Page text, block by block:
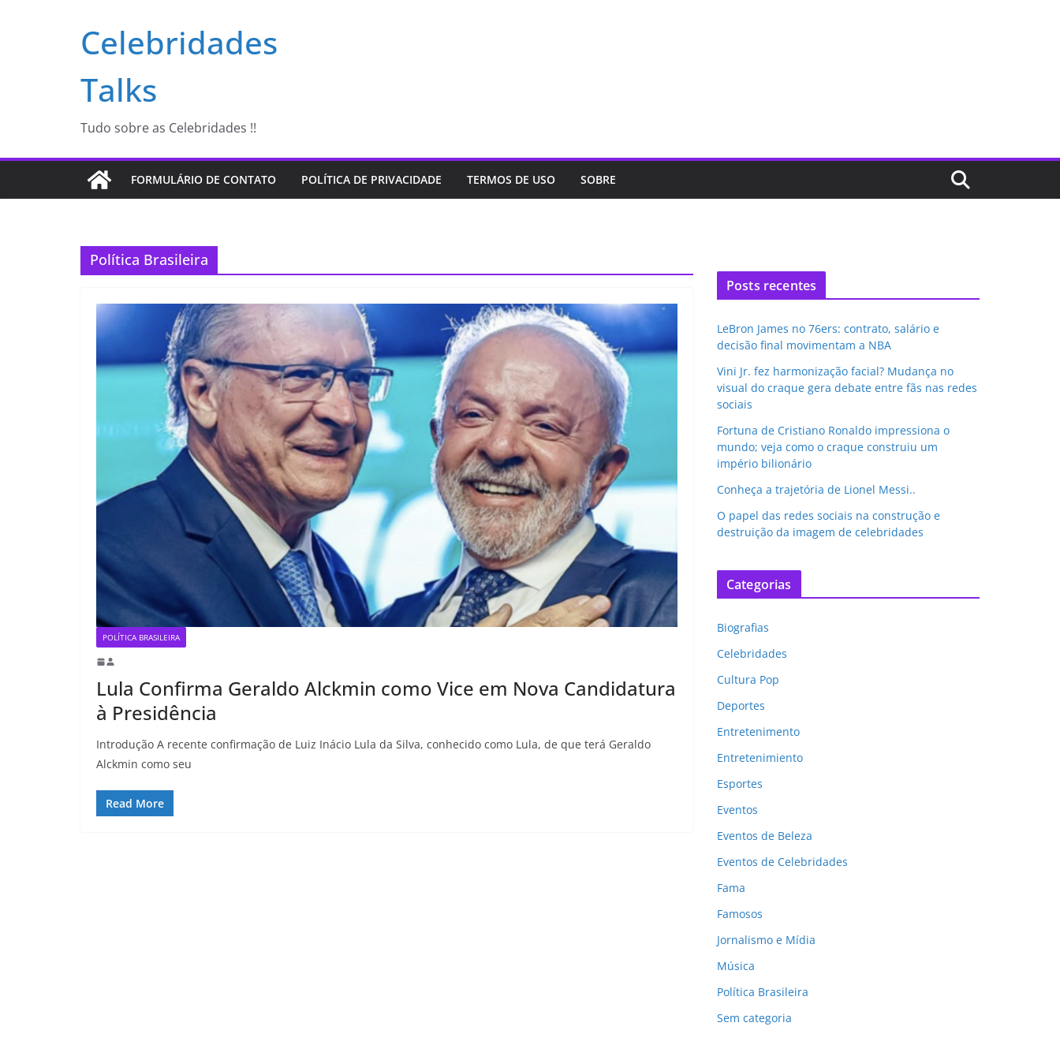
Celebridades
Talks
Tudo sobre as Celebridades !!
FORMULÁRIO DE CONTATO POLÍTICA DE PRIVACIDADE TERMOS DE USO SOBRE
Política Brasileira
POLÍTICA BRASILEIRA
Lula Confirma Geraldo Alckmin como Vice em Nova Candidatura
à Presidência
Introdução A recente confirmação de Luiz Inácio Lula da Silva, conhecido como Lula, de que terá Geraldo
Alckmin como seu
Read More
Posts recentes
LeBron James no 76ers: contrato, salário e
decisão final movimentam a NBA
Vini Jr. fez harmonização facial? Mudança no
visual do craque gera debate entre fãs nas redes
sociais
Fortuna de Cristiano Ronaldo impressiona o
mundo; veja como o craque construiu um
império bilionário
Conheça a trajetória de Lionel Messi..
O papel das redes sociais na construção e
destruição da imagem de celebridades
Categorias
Biografias
Celebridades
Cultura Pop
Deportes
Entretenimento
Entretenimiento
Esportes
Eventos
Eventos de Beleza
Eventos de Celebridades
Fama
Famosos
Jornalismo e Mídia
Música
Política Brasileira
Sem categoria